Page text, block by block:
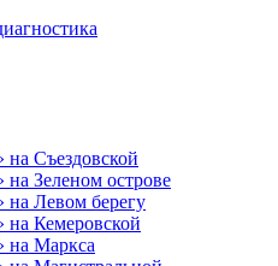
Съездовской
Зеленом острове
Левом берегу
Кемеровской
Маркса